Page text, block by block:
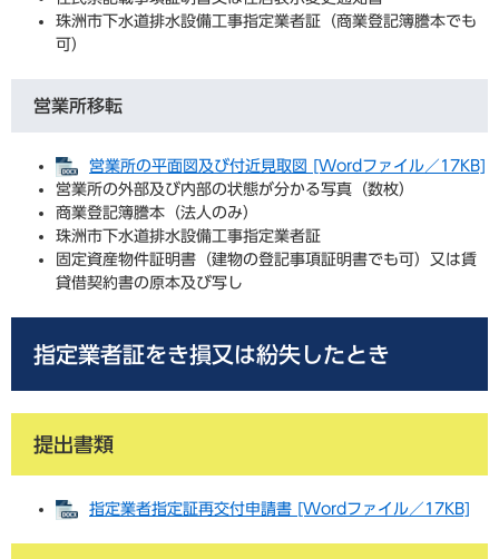
珠洲市下水道排水設備工事指定業者証（商業登記簿謄本でも
可）
営業所移転
営業所の平面図及び付近見取図 [Wordファイル／17KB]
営業所の外部及び内部の状態が分かる写真（数枚）
商業登記簿謄本（法人のみ）
珠洲市下水道排水設備工事指定業者証
固定資産物件証明書（建物の登記事項証明書でも可）又は賃
貸借契約書の原本及び写し
指定業者証をき損又は紛失したとき
提出書類
指定業者指定証再交付申請書 [Wordファイル／17KB]